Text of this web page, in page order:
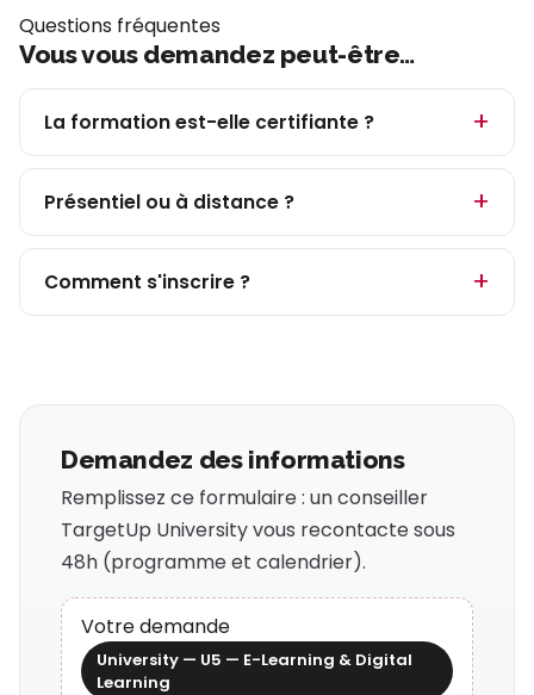
Questions fréquentes
Vous vous demandez peut-être…
La formation est-elle certifiante ?
Présentiel ou à distance ?
Comment s'inscrire ?
Demandez des informations
Remplissez ce formulaire : un conseiller
TargetUp University vous recontacte sous
48h (programme et calendrier).
Votre demande
University — U5 — E-Learning & Digital
Learning